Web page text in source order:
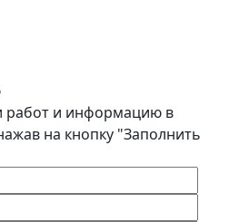
работ и информацию в
на кнопку "Заполнить